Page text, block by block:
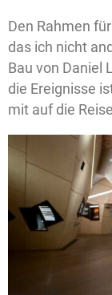
Den Rahmen
das ich nicht
Bau von Daniel
die Ereignisse
mit auf die